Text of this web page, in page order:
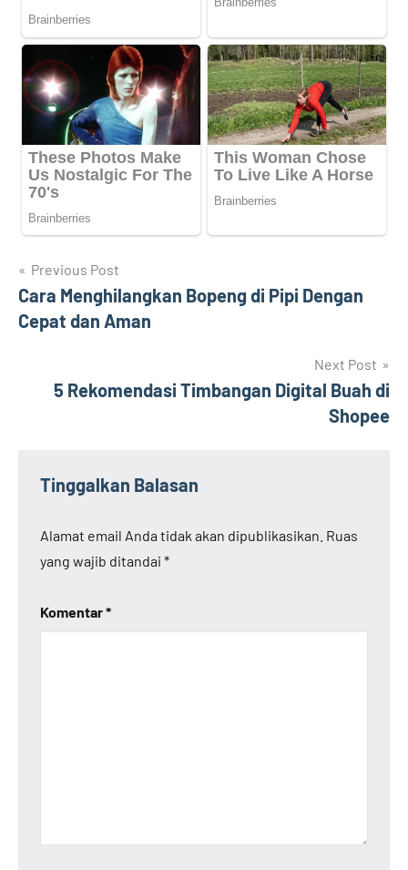
Navigasi
pos
Previous Post
Cara Menghilangkan Bopeng di Pipi Dengan
Cepat dan Aman
Next Post
5 Rekomendasi Timbangan Digital Buah di
Shopee
Tinggalkan Balasan
Alamat email Anda tidak akan dipublikasikan. Ruas
yang wajib ditandai *
Komentar*